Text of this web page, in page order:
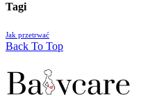
Tagi
Jak przetrwać
Back To Top